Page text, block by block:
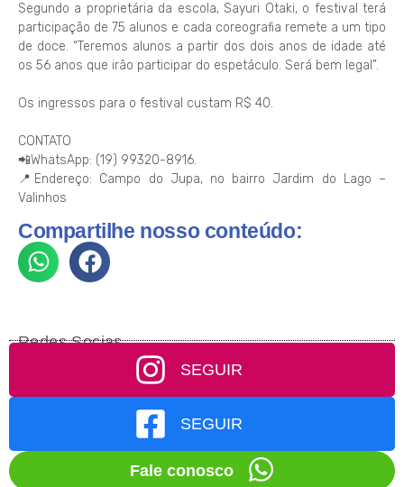
Segundo a proprietária da escola, Sayuri Otaki, o festival terá
participação de 75 alunos e cada coreografia remete a um tipo
de doce. “Teremos alunos a partir dos dois anos de idade até
os 56 anos que irão participar do espetáculo. Será bem legal”.
Os ingressos para o festival custam R$ 40.
CONTATO
📲WhatsApp: (19) 99320-8916.
📍Endereço: Campo do Jupa, no bairro Jardim do Lago –
Valinhos
Compartilhe nosso conteúdo:
Redes Socias
SEGUIR
SEGUIR
Fale conosco